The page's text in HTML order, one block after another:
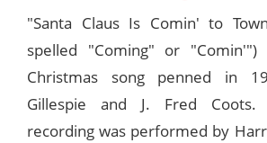
"Santa Claus Is Comin' to
spelled "Coming" or "Comin'")
Christmas song penned in
Gillespie and J. Fred Coots.
recording was performed by